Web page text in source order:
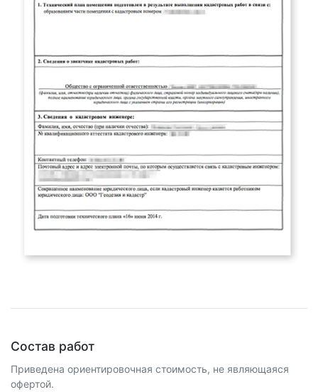
Состав работ
Приведена ориентировочная стоимость, не являющаяся
офертой.